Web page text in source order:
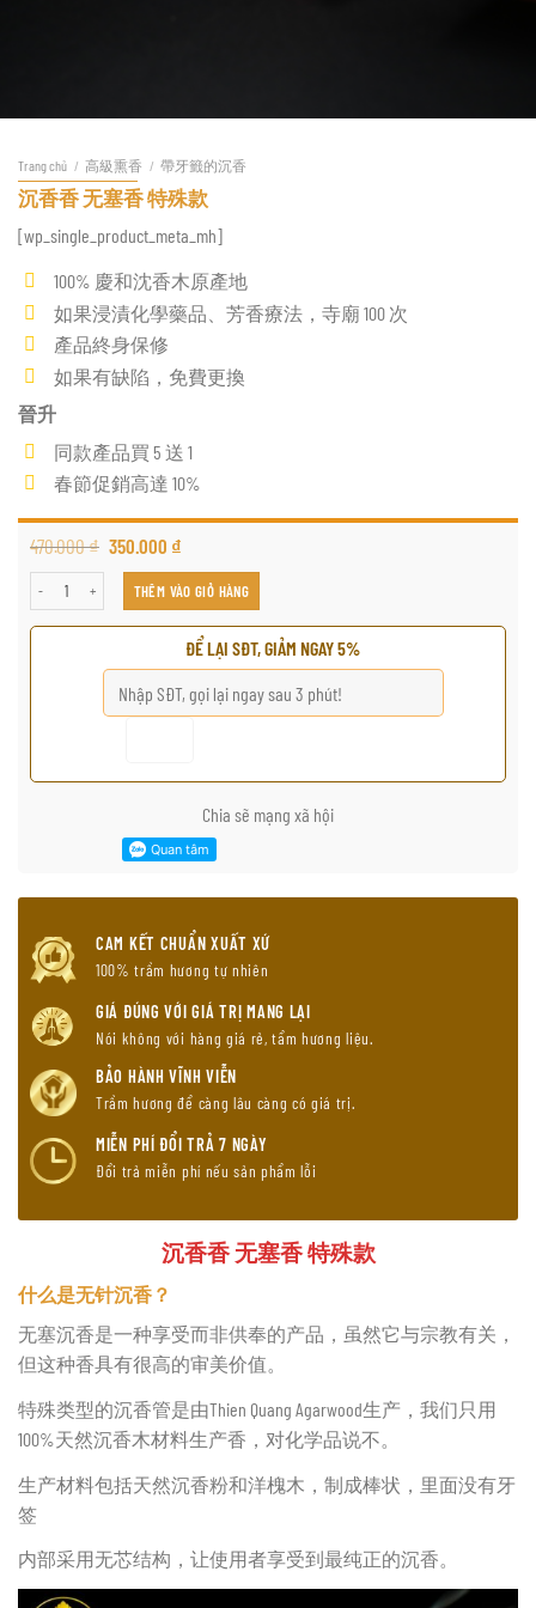
Trang chủ / 高級熏香 / 帶牙籤的沉香
沉香香 无塞香 特殊款
[wp_single_product_meta_mh]
100% 慶和沈香木原產地
如果浸漬化學藥品、芳香療法，寺廟 100 次
產品終身保修
如果有缺陷，免費更換
晉升
同款產品買 5 送 1
春節促銷高達 10%
470.000₫ 350.000 ₫
沉香香 无塞香 特殊款 số lượng
THÊM VÀO GIỎ HÀNG
ĐỂ LẠI SĐT, GIẢM NGAY 5%
Chia sẽ mạng xã hội
CAM KẾT CHUẨN XUẤT XỨ
100% trầm hương tự nhiên
GIÁ ĐÚNG VỚI GIÁ TRỊ MANG LẠI
Nói không với hàng giá rẻ, tẩm hương liệu.
BẢO HÀNH VĨNH VIỄN
Trầm hương để càng lâu càng có giá trị.
MIỄN PHÍ ĐỔI TRẢ 7 NGÀY
Đổi trả miễn phí nếu sản phẩm lỗi
沉香香 无塞香 特殊款
什么是无针沉香？
无塞沉香是一种享受而非供奉的产品，虽然它与宗教有关，
但这种香具有很高的审美价值。
特殊类型的沉香管是由Thien Quang Agarwood生产，我们只用
100%天然沉香木材料生产香，对化学品说不。
生产材料包括天然沉香粉和洋槐木，制成棒状，里面没有牙
签
内部采用无芯结构，让使用者享受到最纯正的沉香。